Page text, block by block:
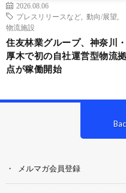
2026.08.06
プレスリリースなど
動向/展望
物流施設
住友林業グループ、神奈川・
厚木で初の自社運営型物流拠
点が稼働開始
メルマガ会員登録